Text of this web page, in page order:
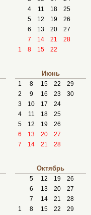
4
11 18
25
5
12 19
26
6
13 20
27
7
14 21
28
1
8 15 22
Июнь
1 8 15 22
29
2
9 16 23
30
3
10 17
24
4
11 18
25
5
12 19
26
6
13 20
27
7
14 21 28
Октябрь
5 12 19
26
6
13 20
27
7
14 21
28
1
8 15 22
29